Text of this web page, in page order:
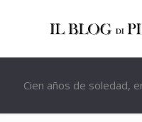
Cien años de soledad,